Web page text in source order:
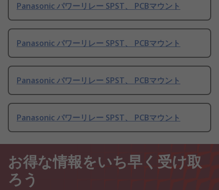
Panasonic パワーリレー SPST、 PCBマウント
Panasonic パワーリレー SPST、 PCBマウント
Panasonic パワーリレー SPST、 PCBマウント
Panasonic パワーリレー SPST、 PCBマウント
お得な情報をいち早く受け取
ろう